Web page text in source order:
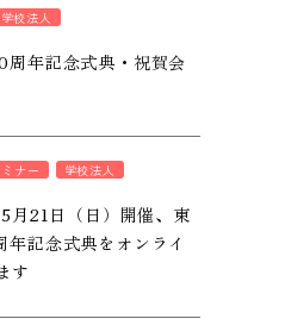
学校法人
年記念式典・祝賀会
ナー 学校法人
月21日（日）開催、東
記念式典をオンライ
す